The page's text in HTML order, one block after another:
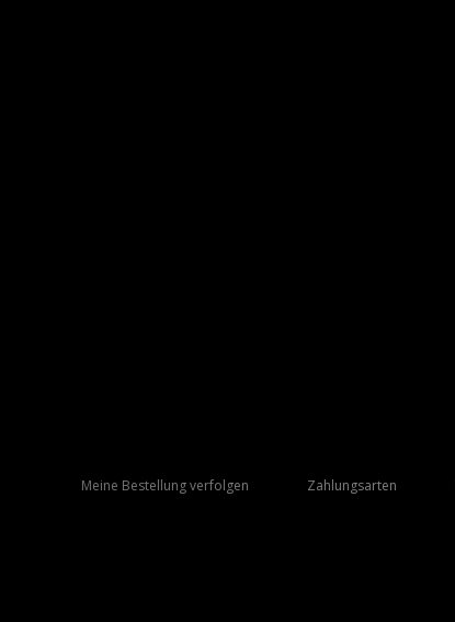
Meine Bestellung verfolgen Zahlungsarten